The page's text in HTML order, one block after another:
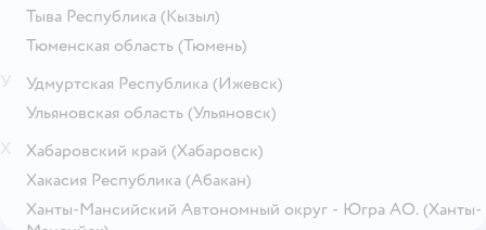
Тыва Республика (Кызыл)
Тюменская область (Тюмень)
Удмуртская Республика (Ижевск)
Ульяновская область (Ульяновск)
Хабаровский край (Хабаровск)
Хакасия Республика (Абакан)
Ханты-Мансийский Автономный округ - Югра АО. (Ханты-